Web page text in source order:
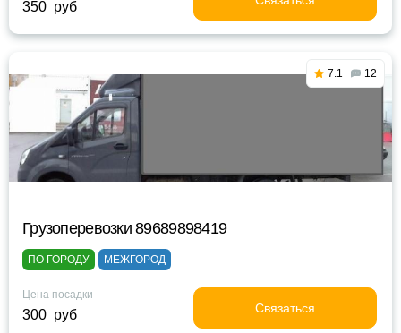
350 руб
7.1 12
Грузоперевозки 89689898419
ПО ГОРОДУ МЕЖГОРОД
Цена посадки
300 руб Связаться